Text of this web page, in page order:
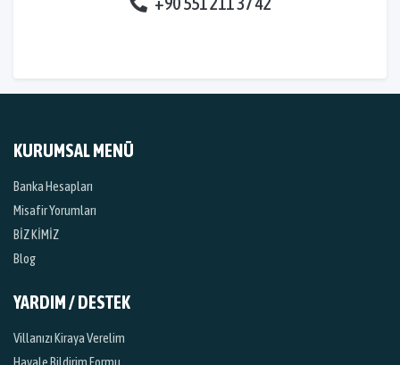
KURUMSAL MENÜ
Banka Hesapları
Misafir Yorumları
BİZ KİMİZ
Blog
YARDIM / DESTEK
Villanızı Kiraya Verelim